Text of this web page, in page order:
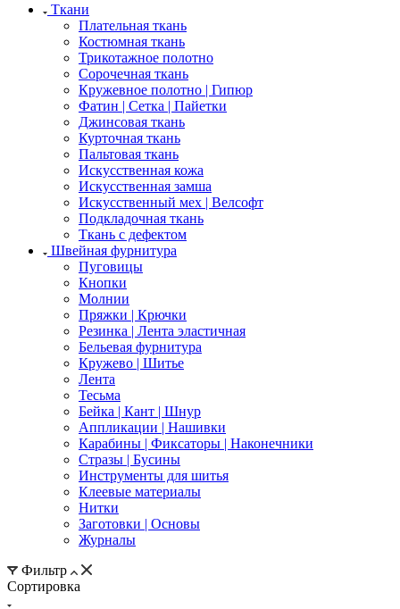
Ткани
Плательная ткань
Костюмная ткань
Трикотажное полотно
Сорочечная ткань
Кружевное полотно | Гипюр
Фатин | Сетка | Пайетки
Джинсовая ткань
Курточная ткань
Пальтовая ткань
Искусственная кожа
Искусственная замша
Искусственный мех | Велсофт
Подкладочная ткань
Ткань с дефектом
Швейная фурнитура
Пуговицы
Кнопки
Молнии
Пряжки | Крючки
Резинка | Лента эластичная
Бельевая фурнитура
Кружево | Шитье
Лента
Тесьма
Бейка | Кант | Шнур
Аппликации | Нашивки
Карабины | Фиксаторы | Наконечники
Стразы | Бусины
Инструменты для шитья
Клеевые материалы
Нитки
Заготовки | Основы
Журналы
Фильтр
Сортировка